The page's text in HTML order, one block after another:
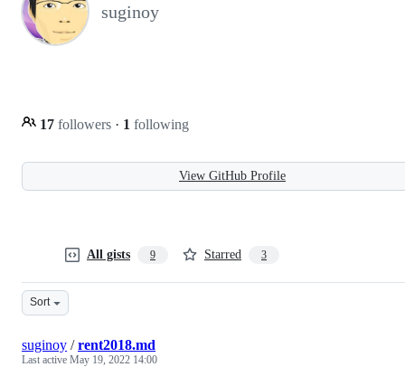
suginoy
17 followers · 1 following
View GitHub Profile
All gists 9 Starred 3
Sort
suginoy /rent2018.md
Last active May 19, 2022 14:00